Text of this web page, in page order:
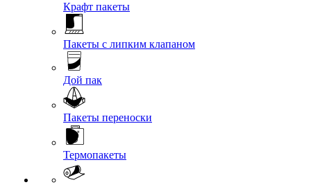
Крафт пакеты
Пакеты с липким клапаном
Дой пак
Пакеты переноски
Термопакеты